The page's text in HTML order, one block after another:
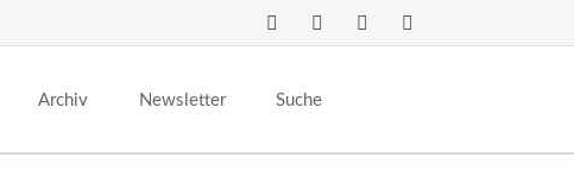
Archiv Newsletter Suche